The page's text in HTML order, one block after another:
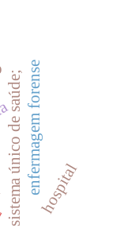
sistema único de saúde;enfermagem forensehospital